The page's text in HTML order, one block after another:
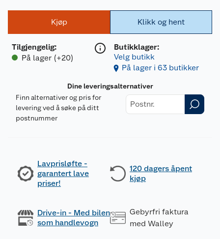
Kjøp
Tilgjengelig:
På lager (+20)
Klikk og hent
Butikklager:
Velg butikk
På lager i 63 butikker
Dine leveringsalternativer
Finn alternativer og pris for
levering ved å søke på ditt
postnummer
Lavprisløfte -
garantert lave
priser!
120 dagers åpent
kjøp
Drive-in - Med bilen
som handlevogn
Gebyrfri faktura
med Walley